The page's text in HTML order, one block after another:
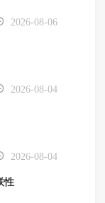
2026-08-06
2026-08-04
2026-08-04
性